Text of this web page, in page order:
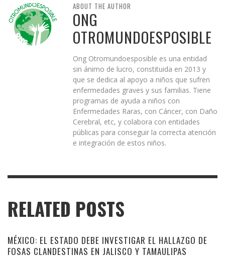
ABOUT THE AUTHOR
ONG
OTROMUNDOESPOSIBLE
Ong Otromundoesposible es una entidad
sin ánimo de lucro, constituida en 2013 y
que se dedica al apoyo a niños que sufren
enfermedades graves y sus familias. Tiene
programas de ayuda a niños con
Enfermedades Raras, con Cáncer, con Daño
Cerebral, etc, y colabora con entidades
públicas para conseguir la correcta atención
e integración de estos niños.
RELATED POSTS
MÉXICO: EL ESTADO DEBE INVESTIGAR EL HALLAZGO DE
FOSAS CLANDESTINAS EN JALISCO Y TAMAULIPAS